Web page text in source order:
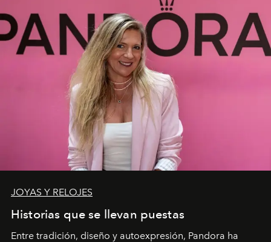
JOYAS Y RELOJES
Historias que se llevan puestas
Entre tradición, diseño y autoexpresión, Pandora ha